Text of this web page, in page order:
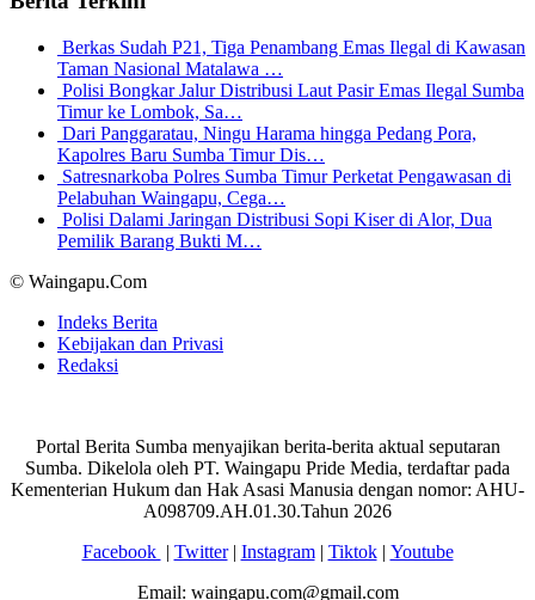
Berkas Sudah P21, Tiga Penambang Emas Ilegal di Kawasan
Taman Nasional Matalawa …
Polisi Bongkar Jalur Distribusi Laut Pasir Emas Ilegal Sumba
Timur ke Lombok, Sa…
Dari Panggaratau, Ningu Harama hingga Pedang Pora,
Kapolres Baru Sumba Timur Dis…
Satresnarkoba Polres Sumba Timur Perketat Pengawasan di
Pelabuhan Waingapu, Cega…
Polisi Dalami Jaringan Distribusi Sopi Kiser di Alor, Dua
Pemilik Barang Bukti M…
© Waingapu.Com
Indeks Berita
Kebijakan dan Privasi
Redaksi
Portal Berita Sumba menyajikan berita-berita aktual seputaran
Sumba. Dikelola oleh PT. Waingapu Pride Media, terdaftar pada
Kementerian Hukum dan Hak Asasi Manusia dengan nomor: AHU-
A098709.AH.01.30.Tahun 2026
Facebook | Twitter| Instagram| Tiktok| Youtube
Email: waingapu.com@gmail.com